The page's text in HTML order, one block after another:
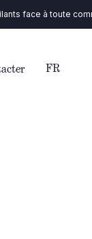
à toute
FR